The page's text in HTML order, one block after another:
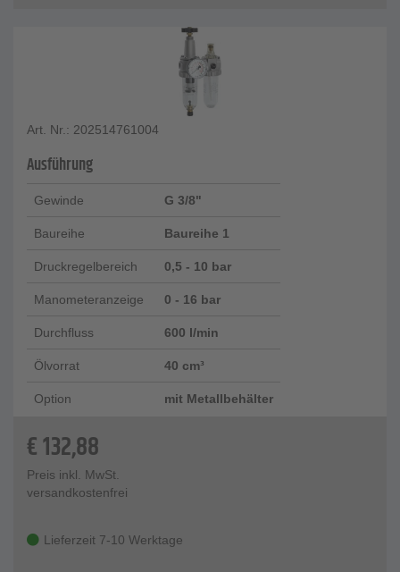
Art. Nr.: 202514761004
Ausführung
Gewinde G 3/8"
Baureihe Baureihe 1
Druckregelbereich 0,5 - 10 bar
Manometeranzeige 0 - 16 bar
Durchfluss 600 l/min
Ölvorrat 40 cm³
Option mit Metallbehälter
€132,88
Preis inkl. MwSt.
versandkostenfrei
Lieferzeit 7-10 Werktage